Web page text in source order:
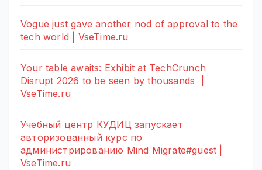
Vogue just gave another nod of approval to the
tech world | VseTime.ru
Your table awaits: Exhibit at TechCrunch
Disrupt 2026 to be seen by thousands |
VseTime.ru
Учебный центр КУДИЦ запускает
авторизованный курс по
администрированию Mind Migrate#guest |
VseTime.ru